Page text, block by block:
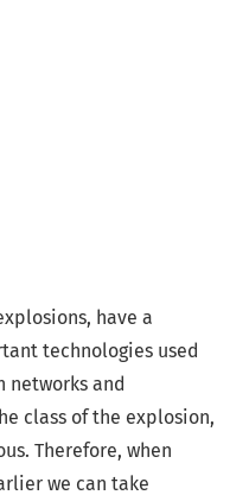
have a
technologies used
networks and
class of the explosion,
Therefore, when
we can take